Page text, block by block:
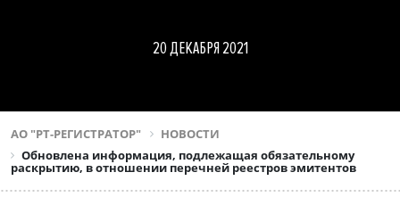
20 ДЕКАБРЯ 2021
АО "РТ-РЕГИСТРАТОР"
НОВОСТИ
Обновлена информация, подлежащая обязательному
раскрытию, в отношении перечней реестров эмитентов